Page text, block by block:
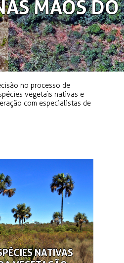
MÃOS
no processo de
vegetais nativas e
com especialistas de
NATIVAS